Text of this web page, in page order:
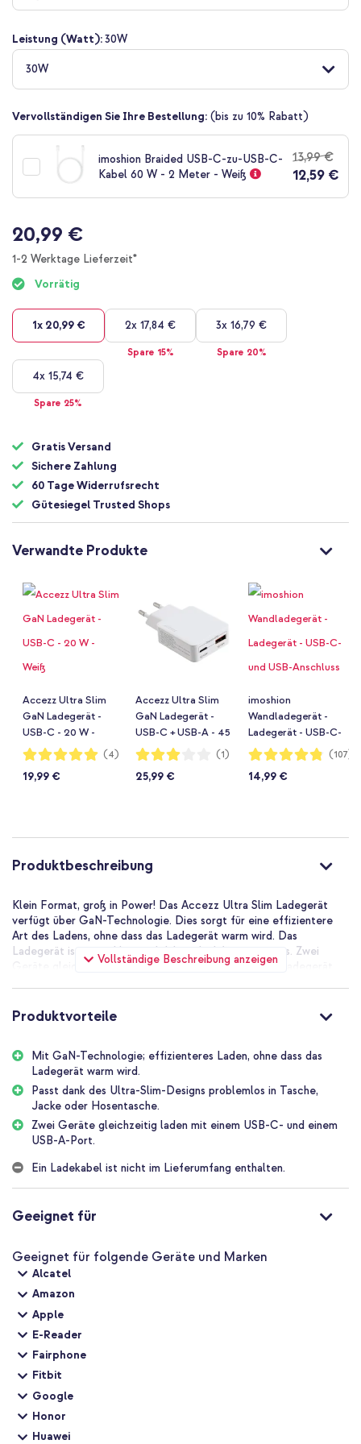
Bildgalerie
Leistung (Watt):30W
30W
Vervollständigen Sie Ihre Bestellung: (bis zu 10% Rabatt)
imoshion Braided USB-C-zu-USB-C-
Kabel 60 W - 2 Meter - Weiß
13,99 €
12,59 €
20,99 €
1-2 Werktage Lieferzeit*
Vorrätig
1x 20,99 € 2x 17,84 €
Spare 15%
3x 16,79 €
Spare 20%
4x 15,74 €
Spare 25%
Gratis Versand
Sichere Zahlung
60 Tage Widerrufsrecht
Gütesiegel Trusted Shops
Verwandte Produkte
Accezz Ultra Slim
GaN Ladegerät -
USB-C - 20 W -
Weiß
Bewertung:
100%
(4)
19,99 €
Accezz Ultra Slim
GaN Ladegerät -
USB-C + USB-A - 45
W - Weiß
Bewertung:
60%
(1)
25,99 €
imoshion
Wandladegerät -
Ladegerät - USB-C-
und USB-Anschluss
- Power Delivery -
20 Watt - Weiß
Bewertung:
96%
(107)
14,99 €
Produktbeschreibung
Vollständige Beschreibung anzeigen
Klein Format, groß in Power! Das Accezz Ultra Slim Ladegerät
verfügt über GaN-Technologie. Dies sorgt für eine effizientere
Art des Ladens, ohne dass das Ladegerät warm wird. Das
Ladegerät ist super klein und daher ideal für unterwegs. Zwei
Geräte gleichzeitig zu laden ist kein Problem; dieses Ladegerät
Das Accezz Ultra Slim GaN Ladegerät kurz zusammengefasst:
Einen USB-C Anschluss mit Schnellladung bis zu 30 W
Einen USB-A Anschluss mit Schnellladung bis zu 18 W
Zwei Geräte gleichzeitig laden mit einer Gesamtleistung von 15
W
Ladegerät mit minimaler Wärmeerzeugung, wodurch das Gerät
weniger warm wird
Inklusive 1 Jahr Garantie
Möchtest du deine Geräte schnell mit einem kleinen, aber
leistungsstarken Ladegerät aufladen? Dann entscheide dich für
das Accezz Ultra Slim Ladegerät mit GaN-Technologie!
Produktvorteile
Mit GaN-Technologie; effizienteres Laden, ohne dass das
Ladegerät warm wird.
Passt dank des Ultra-Slim-Designs problemlos in Tasche,
Jacke oder Hosentasche.
Zwei Geräte gleichzeitig laden mit einem USB-C- und einem
USB-A-Port.
Ein Ladekabel ist nicht im Lieferumfang enthalten.
Geeignet für
Geeignet für folgende Geräte und Marken
Alcatel
Amazon
Apple
E-Reader
Fairphone
Fitbit
Google
Honor
Huawei